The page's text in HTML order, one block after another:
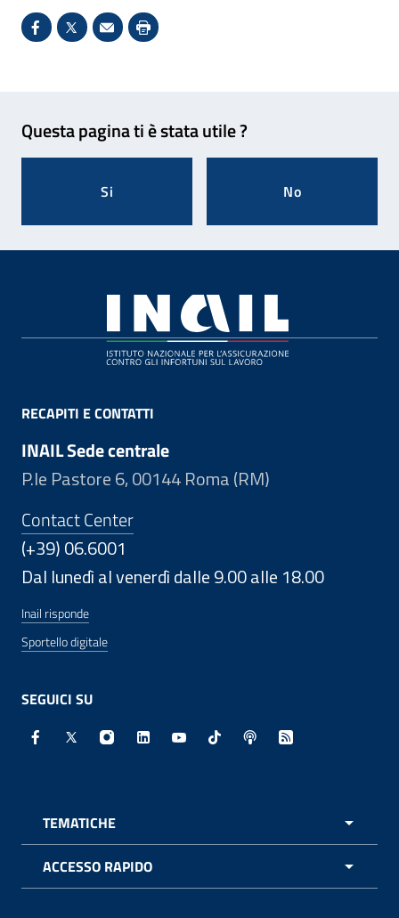
Condividi su Facebook - Sito esterno - Apertura in
X - Sito esterno - Apertura in nuova finestra
Invio Mail: apre il programma di posta
Stampa pagina: scelta meno
Questa pagina ti è stata utile ?
Si No
RECAPITI E CONTATTI
INAIL Sede centrale
P.le Pastore 6, 00144 Roma (RM)
Contact Center
(+39) 06.6001
Dal lunedì al venerdì dalle 9.00 alle 18.00
Inail risponde
Sportello digitale
SEGUICI SU
Facebook - Sito esterno - Apertura in nuova finestra
X - Sito esterno - Apertura in nuova finestra
Instagram - Sito esterno - Apertura in
Linkedin - Sito esterno - Apertura in
Youtube - Sito esterno -
TikTok - Sito esterno -
Spreaker - Sito
Feed RSS -
TEMATICHE
ACCESSO RAPIDO